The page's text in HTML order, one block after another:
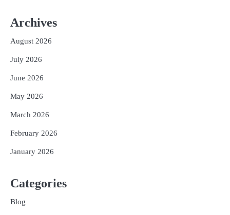
Archives
August 2026
July 2026
June 2026
May 2026
March 2026
February 2026
January 2026
Categories
Blog